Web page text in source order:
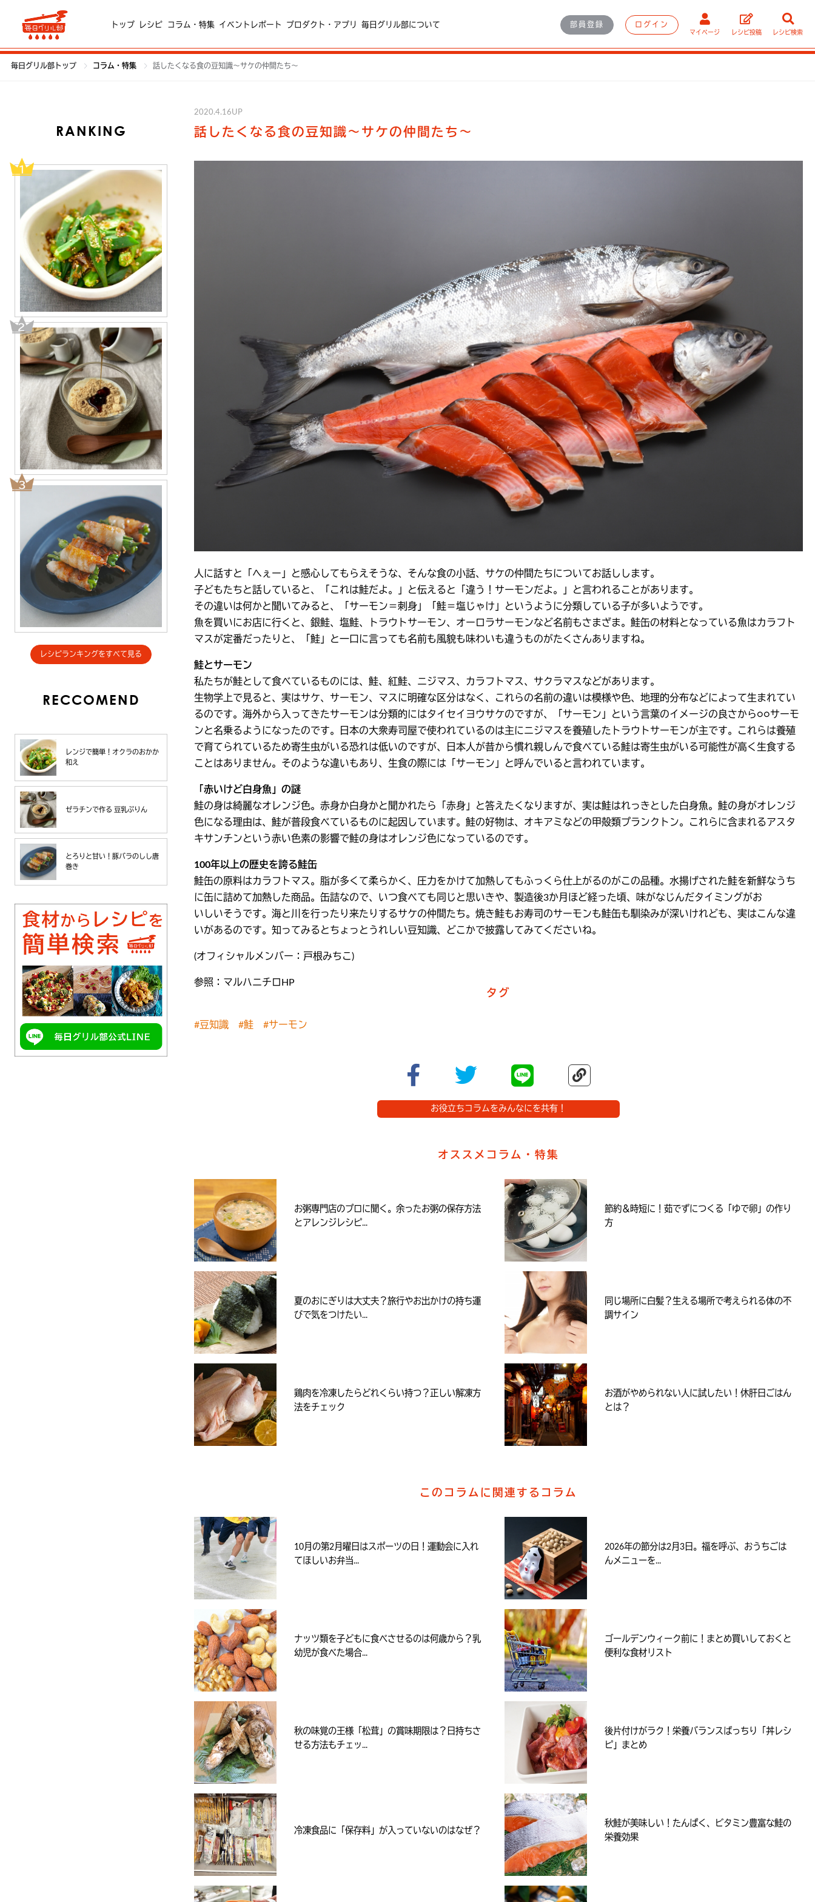
トップ レシピ コラム・特集 イベントレポート プロダクト・アプリ 毎日グリル部について 部員登録 ログイン
マイページ レシピ投稿 レシピ検索
毎日グリル部トップ コラム・特集 話したくなる食の豆知識～サケの仲間たち～
RANKING
レシピランキングをすべて見る
RECCOMEND
レンジで簡単！オクラのおかか
和え
ゼラチンで作る 豆乳ぷりん
とろりと甘い！豚バラのしし唐
巻き
2020.4.16UP
話したくなる食の豆知識～サケの仲間たち～
人に話すと「へぇー」と感心してもらえそうな、そんな食の小話、サケの仲間たちについてお話しします。
子どもたちと話していると、「これは鮭だよ。」と伝えると「違う！サーモンだよ。」と言われることがあります。
その違いは何かと聞いてみると、「サーモン＝刺身」「鮭＝塩じゃけ」というように分類している子が多いようです。
魚を買いにお店に行くと、銀鮭、塩鮭、トラウトサーモン、オーロラサーモンなど名前もさまざま。鮭缶の材料となっている魚はカラフト
マスが定番だったりと、「鮭」と一口に言っても名前も風貌も味わいも違うものがたくさんありますね。
鮭とサーモン
私たちが鮭として食べているものには、鮭、紅鮭、ニジマス、カラフトマス、サクラマスなどがあります。
生物学上で見ると、実はサケ、サーモン、マスに明確な区分はなく、これらの名前の違いは模様や色、地理的分布などによって生まれてい
るのです。海外から入ってきたサーモンは分類的にはタイセイヨウサケのですが、「サーモン」という言葉のイメージの良さから○○サーモ
ンと名乗るようになったのです。日本の大衆寿司屋で使われているのは主にニジマスを養殖したトラウトサーモンが主です。これらは養殖
で育てられているため寄生虫がいる恐れは低いのですが、日本人が昔から慣れ親しんで食べている鮭は寄生虫がいる可能性が高く生食する
ことはありません。そのような違いもあり、生食の際には「サーモン」と呼んでいると言われています。
「赤いけど白身魚」の謎
鮭の身は綺麗なオレンジ色。赤身か白身かと聞かれたら「赤身」と答えたくなりますが、実は鮭はれっきとした白身魚。鮭の身がオレンジ
色になる理由は、鮭が普段食べているものに起因しています。鮭の好物は、オキアミなどの甲殻類プランクトン。これらに含まれるアスタ
キサンチンという赤い色素の影響で鮭の身はオレンジ色になっているのです。
100年以上の歴史を誇る鮭缶
鮭缶の原料はカラフトマス。脂が多くて柔らかく、圧力をかけて加熱してもふっくら仕上がるのがこの品種。水揚げされた鮭を新鮮なうち
に缶に詰めて加熱した商品。缶詰なので、いつ食べても同じと思いきや、製造後3か月ほど経った頃、味がなじんだタイミングがお
いしいそうです。海と川を行ったり来たりするサケの仲間たち。焼き鮭もお寿司のサーモンも鮭缶も馴染みが深いけれども、実はこんな違
いがあるのです。知ってみるとちょっとうれしい豆知識、どこかで披露してみてくださいね。
(オフィシャルメンバー：戸根みちこ)
参照：マルハニチロHP
タグ
#豆知識 #鮭 #サーモン
お役立ちコラムをみんなにを共有！
オススメコラム・特集
お粥専門店のプロに聞く。余ったお粥の保存方法
とアレンジレシピ...
節約＆時短に！茹でずにつくる「ゆで卵」の作り
方
夏のおにぎりは大丈夫？旅行やお出かけの持ち運
びで気をつけたい...
同じ場所に白髪？生える場所で考えられる体の不
調サイン
鶏肉を冷凍したらどれくらい持つ？正しい解凍方
法をチェック
お酒がやめられない人に試したい！休肝日ごはん
とは？
このコラムに関連するコラム
10月の第2月曜日はスポーツの日！運動会に入れ
てほしいお弁当...
2026年の節分は2月3日。福を呼ぶ、おうちごは
んメニューを...
ナッツ類を子どもに食べさせるのは何歳から？乳
幼児が食べた場合...
ゴールデンウィーク前に！まとめ買いしておくと
便利な食材リスト
秋の味覚の王様「松茸」の賞味期限は？日持ちさ
せる方法もチェッ...
後片付けがラク！栄養バランスばっちり「丼レシ
ピ」まとめ
冷凍食品に「保存料」が入っていないのはなぜ？
秋鮭が美味しい！たんぱく、ビタミン豊富な鮭の
栄養効果